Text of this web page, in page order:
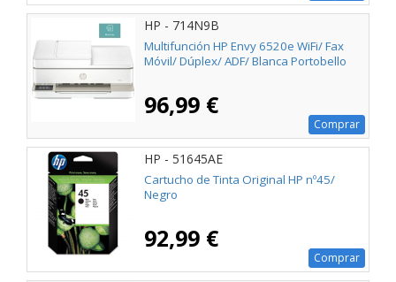
HP - 714N9B
Multifunción HP Envy 6520e WiFi/ Fax
Móvil/ Dúplex/ ADF/ Blanca Portobello
96,99 €
Comprar
HP - 51645AE
Cartucho de Tinta Original HP nº45/
Negro
92,99 €
Comprar